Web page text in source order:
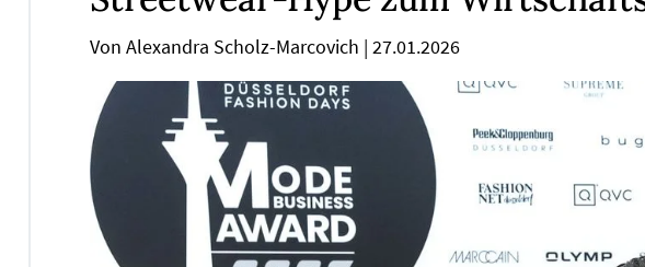
Von Alexandra Scholz-Marcovich | 27.01.2026